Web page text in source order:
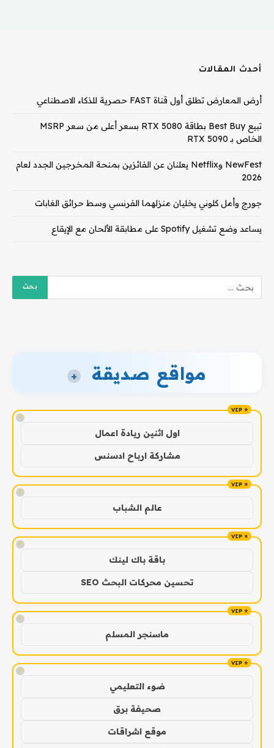
أحدث المقالات
أرض المعارض تطلق أول قناة FAST حصرية للذكاء الاصطناعي
تبيع Best Buy بطاقة RTX 5080 بسعر أعلى من سعر MSRP
الخاص بـ RTX 5090
NewFest وNetflix يعلنان عن الفائزين بمنحة المخرجين الجدد لعام
2026
جورج وأمل كلوني يخليان منزلهما الفرنسي وسط حرائق الغابات
يساعد وضع تشغيل Spotify على مطابقة الألحان مع الإيقاع
مواقع صديقة +
!
اول اثنين ريادة اعمال
مشاركة ارباح ادسنس
!
عالم الشباب
!
باقة باك لينك
تحسين محركات البحث SEO
!
ماسنجر المسلم
!
ضوء التعليمي
صحيفة برق
موقع اشراقات